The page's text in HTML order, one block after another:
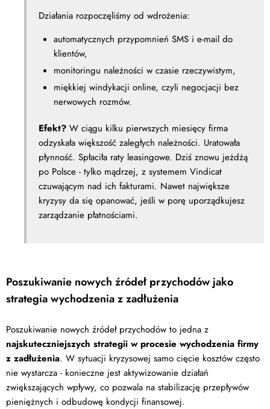
Działania rozpoczęliśmy od wdrożenia:
automatycznych przypomnień SMS i e-mail do
klientów,
monitoringu należności w czasie rzeczywistym,
miękkiej windykacji online, czyli negocjacji bez
nerwowych rozmów.
Efekt? W ciągu kilku pierwszych miesięcy firma
odzyskała większość zaległych należności. Uratowała
płynność. Spłaciła raty leasingowe. Dziś znowu jeżdżą
po Polsce - tylko mądrzej, z systemem Vindicat
czuwającym nad ich fakturami. Nawet największe
kryzysy da się opanować, jeśli w porę uporządkujesz
zarządzanie płatnościami.
Poszukiwanie nowych źródeł przychodów jako
strategia wychodzenia z zadłużenia
Poszukiwanie nowych źródeł przychodów to jedna z
najskuteczniejszych strategii w procesie wychodzenia firmy
z zadłużenia. W sytuacji kryzysowej samo cięcie kosztów często
nie wystarcza - konieczne jest aktywizowanie działań
zwiększających wpływy, co pozwala na stabilizację przepływów
pieniężnych i odbudowę kondycji finansowej.